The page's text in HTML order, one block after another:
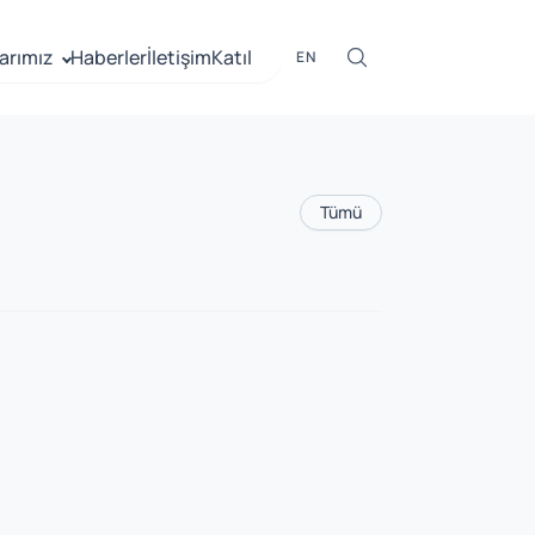
HaberlerİletişimKatıl EN
Tümü